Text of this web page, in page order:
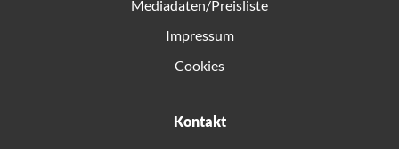
Mediadaten/Preisliste
Impressum
Cookies
Kontakt